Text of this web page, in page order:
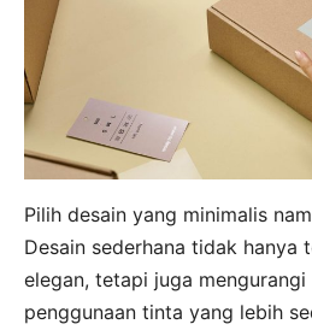
Pilih desain yang minimalis
Desain sederhana tidak hanya
elegan, tetapi juga
penggunaan tinta yang lebih